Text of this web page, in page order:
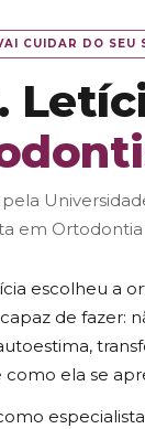
CUIDAR DO SEU
em
escolheu a
de fazer:
como ela se